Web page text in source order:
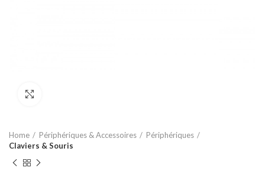
Home Périphériques & Accessoires
Périphériques
Claviers & Souris